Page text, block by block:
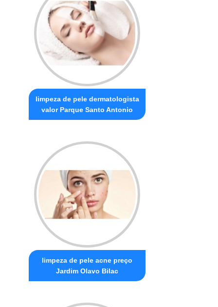
limpeza de pele dermatologista
valor Parque Santo Antonio
limpeza de pele acne preço
Jardim Olavo Bilac